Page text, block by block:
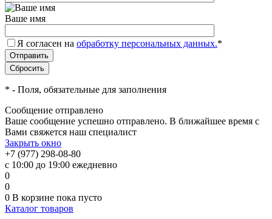
Ваше имя
Я согласен на обработку персональных данных.*
* - Поля, обязательные для заполнения
Сообщение отправлено
Ваше сообщение успешно отправлено. В ближайшее время с
Вами свяжется наш специалист
Закрыть окно
+7 (977) 298-08-80
с 10:00 до 19:00 ежедневно
0
0
0 В корзине пока пусто
Каталог товаров